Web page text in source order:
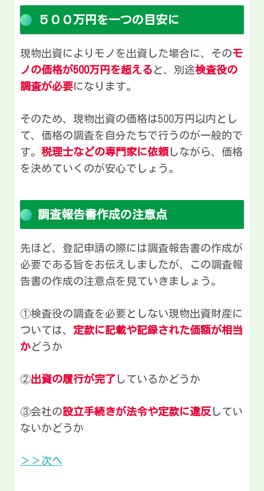
５００万円を一つの目安に
現物出資によりモノを出資した場合に、そのモ
ノの価格が500万円を超える と、別途検査役の
調査が必要になります。
そのため、現物出資の価格は500万円以内とし
て、価格の調査を自分たちで行うのが一般的で
す。 税理士などの専門家に依頼 しながら、価格
を決めていくのが安心でしょう。
調査報告書作成の注意点
先ほど、登記申請の際には調査報告書の作成が
必要である旨をお伝えしましたが、この調査報
告書の作成の注意点を見ていきましょう。
①検査役の調査を必要としない現物出資財産に
ついては、 定款に記載や記録された価額が相当
かどうか
②出資の履行が完了 しているかどうか
③会社の設立手続きが法令や定款に違反 してい
ないかどうか
＞＞次へ